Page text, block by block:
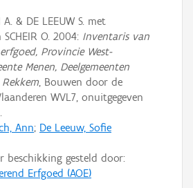
A. & DE LEEUW S. met
O. 2004: Inventaris van
Provincie West-
Menen, Deelgemeenten
, Bouwen door de
WVL7, onuitgegeven
Ann; De Leeuw, Sofie
beschikking gesteld door:
Erfgoed (AOE)